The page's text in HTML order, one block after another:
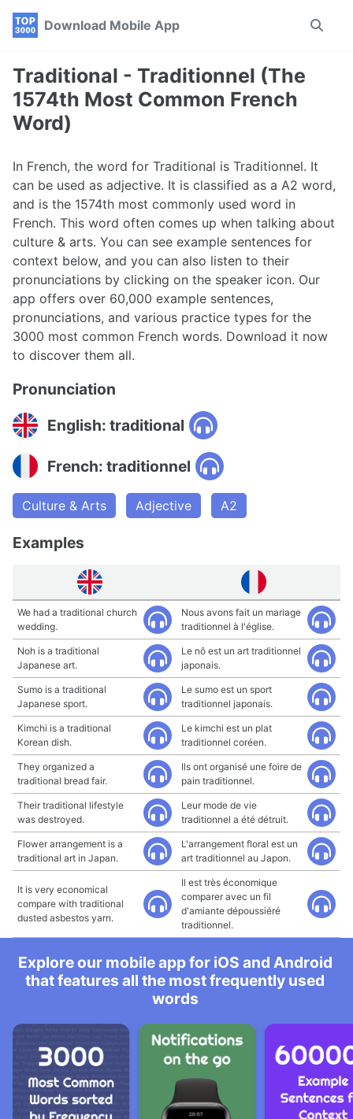
Skip
navigation
Skip
Skip
Download Mobile App
Toggle
Traditional - Traditionnel (The
1574th Most Common French
Word)
In French, the word for Traditional is Traditionnel. It
can be used as adjective. It is classified as a A2 word,
and is the 1574th most commonly used word in
French. This word often comes up when talking about
culture & arts. You can see example sentences for
context below, and you can also listen to their
pronunciations by clicking on the speaker icon. Our
app offers over 60,000 example sentences,
pronunciations, and various practice types for the
3000 most common French words. Download it now
to discover them all.
Pronunciation
English: traditional
French: traditionnel
Culture & Arts Adjective A2
Examples
We had a traditional church
wedding.
Nous avons fait un mariage
traditionnel à l'église.
Noh is a traditional
Japanese art.
Le nô est un art traditionnel
japonais.
Sumo is a traditional
Japanese sport.
Le sumo est un sport
traditionnel japonais.
Kimchi is a traditional
Korean dish.
Le kimchi est un plat
traditionnel coréen.
They organized a
traditional bread fair.
Ils ont organisé une foire de
pain traditionnel.
Their traditional lifestyle
was destroyed.
Leur mode de vie
traditionnel a été détruit.
Flower arrangement is a
traditional art in Japan.
L'arrangement floral est un
art traditionnel au Japon.
It is very economical
compare with traditional
dusted asbestos yarn.
Il est très économique
comparer avec un fil
d'amiante dépoussiéré
traditionnel.
Explore our mobile app for iOS and Android
that features all the most frequently used
words